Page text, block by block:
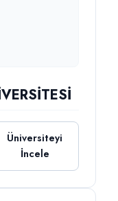
Üniversiteyi
İncele